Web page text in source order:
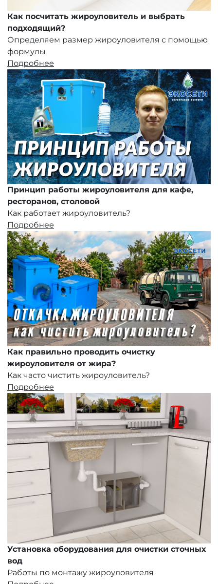
Как посчитать жироуловитель и выбрать
подходящий?
Определяем размер жироуловителя с помощью
формулы
Подробнее
Принцип работы жироуловителя для кафе,
ресторанов, столовой
Как работает жироуловитель?
Подробнее
Как правильно проводить очистку
жироуловителя от жира?
Как часто чистить жироуловитель?
Подробнее
Установка оборудования для очистки сточных
вод
Работы по монтажу жироуловителя